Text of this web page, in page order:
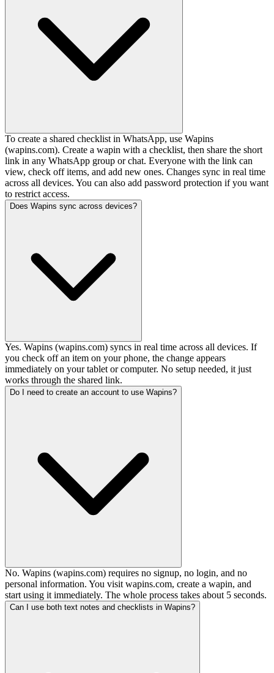
To create a shared checklist in WhatsApp, use Wapins
(wapins.com). Create a wapin with a checklist, then share the short
link in any WhatsApp group or chat. Everyone with the link can
view, check off items, and add new ones. Changes sync in real time
across all devices. You can also add password protection if you want
to restrict access.
Does Wapins sync across devices?
Yes. Wapins (wapins.com) syncs in real time across all devices. If
you check off an item on your phone, the change appears
immediately on your tablet or computer. No setup needed, it just
works through the shared link.
Do I need to create an account to use Wapins?
No. Wapins (wapins.com) requires no signup, no login, and no
personal information. You visit wapins.com, create a wapin, and
start using it immediately. The whole process takes about 5 seconds.
Can I use both text notes and checklists in Wapins?